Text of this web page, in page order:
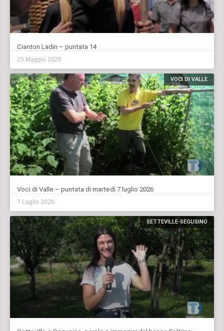
Cianton Ladin – puntata 14
25 Maggio 2026
VOCI DI VALLE
Voci di Valle – puntata di martedì 7 luglio 2026
7 Luglio 2026
SETTEVILLE-SEGUSINO